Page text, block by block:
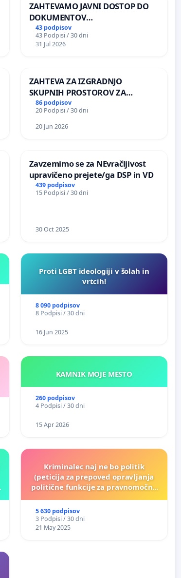
ZAHTEVAMO JAVNI DOSTOP DO
DOKUMENTOV
PARLAMENTARNIH
PREISKOVALNIH KOMISIJ O
ILEGALNI TRGOVINI Z OROŽJEM
43 podpisov
43 Podpisi / 30 dni
31 Jul 2026
ZAHTEVA ZA IZGRADNJO
SKUPNIH PROSTOROV ZA
PREBIVALCE KRAJEVNE
SKUPNOSTI PRESTRANEK
86 podpisov
20 Podpisi / 30 dni
20 Jun 2026
Zavzemimo se za NEvračljivost
upravičeno prejete/ga DSP in VD
439 podpisov
15 Podpisi / 30 dni
30 Oct 2025
Proti LGBT ideologiji v šolah in
vrtcih!
8 090 podpisov
8 Podpisi / 30 dni
16 Jun 2025
KAMNIK MOJE MESTO
260 podpisov
4 Podpisi / 30 dni
15 Apr 2026
Kriminalec naj ne bo politik
(peticija za prepoved opravljanja
politične funkcije za pravnomočno
5 630 podpisov
3 Podpisi / 30 dni
21 May 2025